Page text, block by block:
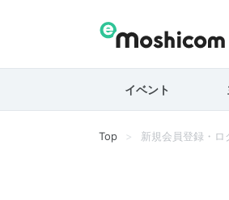
イベント
Top 新規会員登録・ロ